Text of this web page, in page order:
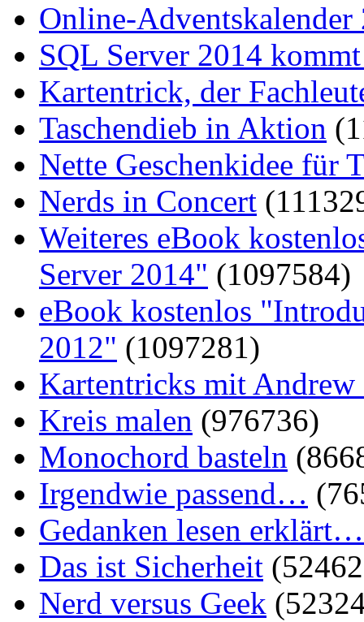
Online-Adventskalender
SQL Server 2014
Kartentrick, der
Taschendieb in Aktion
Nette Geschenkidee für
Nerds in Concert
Weiteres eBook
Server 2014" (1097584)
eBook kostenlos
2012" (1097281)
Kartentricks mit
Kreis malen (976736)
Monochord basteln
Irgendwie passend…
Gedanken lesen erklärt…
Das ist Sicherheit
Nerd versus Geek